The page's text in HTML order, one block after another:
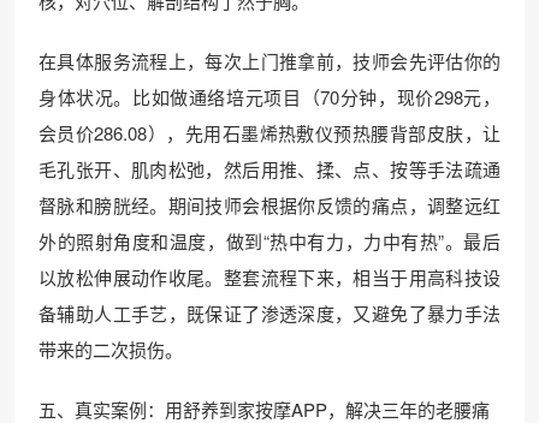
在具体服务流程上，每次上门推拿前，技师会先评估你的
身体状况。比如做通络培元项目（70分钟，现价298元，
会员价286.08），先用石墨烯热敷仪预热腰背部皮肤，让
毛孔张开、肌肉松弛，然后用推、揉、点、按等手法疏通
督脉和膀胱经。期间技师会根据你反馈的痛点，调整远红
外的照射角度和温度，做到“热中有力，力中有热”。最后
以放松伸展动作收尾。整套流程下来，相当于用高科技设
备辅助人工手艺，既保证了渗透深度，又避免了暴力手法
带来的二次损伤。
五、真实案例：用舒养到家按摩APP，解决三年的老腰痛